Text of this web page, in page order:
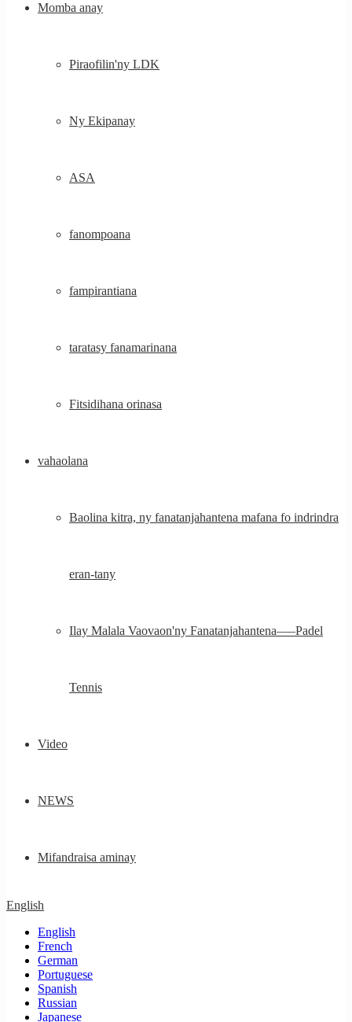
Momba anay
Piraofilin'ny LDK
Ny Ekipanay
ASA
fanompoana
fampirantiana
taratasy fanamarinana
Fitsidihana orinasa
vahaolana
Baolina kitra, ny fanatanjahantena mafana fo indrindra
eran-tany
Ilay Malala Vaovaon'ny Fanatanjahantena—–Padel
Tennis
Video
NEWS
Mifandraisa aminay
English
English
French
German
Portuguese
Spanish
Russian
Japanese